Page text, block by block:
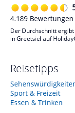
4.189 Bewertungen
Der Durchschnitt
in Greetsiel auf
Reisetipps
Sport & Freizeit
Essen & Trinken